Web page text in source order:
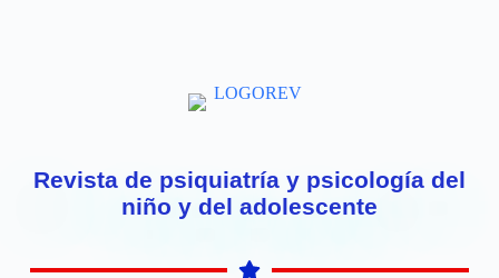
Revista de psiquiatría y psicología del
niño y del adolescente